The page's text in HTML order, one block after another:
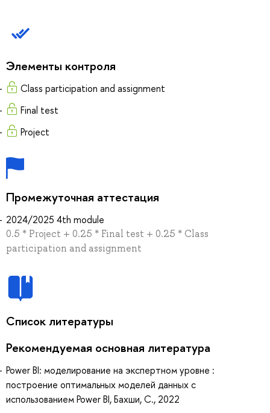
Элементы контроля
Class participation and assignment
Final test
Project
Промежуточная аттестация
2024/2025 4th module
0.5 * Project + 0.25 * Final test + 0.25 * Class
participation and assignment
Список литературы
Рекомендуемая основная литература
Power BI: моделирование на экспертном уровне :
построение оптимальных моделей данных с
использованием Power BI, Бахши, С., 2022